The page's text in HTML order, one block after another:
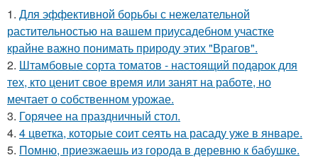
1. Для эффективной борьбы с нежелательной
растительностью на вашем приусадебном участке
крайне важно понимать природу этих "Врагов".
2. Штамбовые сорта томатов - настоящий подарок для
тех, кто ценит свое время или занят на работе, но
мечтает о собственном урожае.
3. Горячее на праздничный стол.
4. 4 цветка, которые соит сеять на расаду уже в январе.
5. Помню, приезжаешь из города в деревню к бабушке.